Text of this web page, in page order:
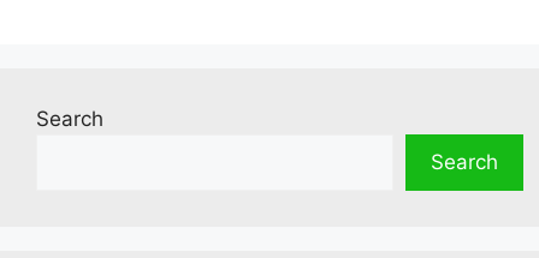
Search
Search